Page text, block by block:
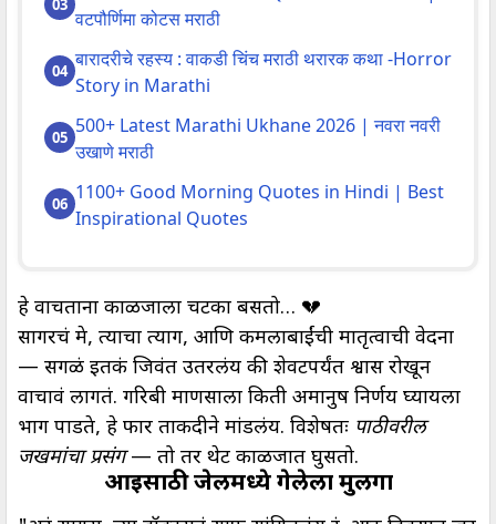
वटपौर्णिमा कोटस मराठी
बारादरीचे रहस्य : वाकडी चिंच मराठी थरारक कथा -Horror
Story in Marathi
500+ Latest Marathi Ukhane 2026 | नवरा नवरी
उखाणे मराठी
1100+ Good Morning Quotes in Hindi | Best
Inspirational Quotes
हे वाचताना काळजाला चटका बसतो… 💔
सागरचं प्रेम, त्याचा त्याग, आणि कमलाबाईंची मातृत्वाची वेदना
— सगळं इतकं जिवंत उतरलंय की शेवटपर्यंत श्वास रोखून
वाचावं लागतं. गरिबी माणसाला किती अमानुष निर्णय घ्यायला
भाग पाडते, हे फार ताकदीने मांडलंय. विशेषतः पाठीवरील
जखमांचा प्रसंग— तो तर थेट काळजात घुसतो.
आईसाठी जेलमध्ये गेलेला मुलगा